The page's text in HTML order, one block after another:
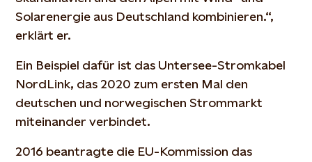
Solarenergie aus Deutschland kombinieren.“,
erklärt er.
Ein Beispiel dafür ist das Untersee-Stromkabel
NordLink, das 2020 zum ersten Mal den
deutschen und norwegischen Strommarkt
miteinander verbindet.
2016 beantragte die EU-Kommission das